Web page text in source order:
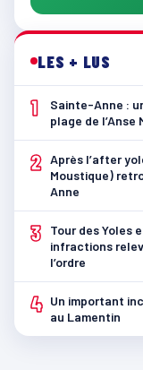
LES + LUS
1
Sainte-Anne :
plage de
2 Après l’after
Moustique)
Anne
3
Tour des Yoles
infractions
l’ordre
4 Un important
au Lamentin